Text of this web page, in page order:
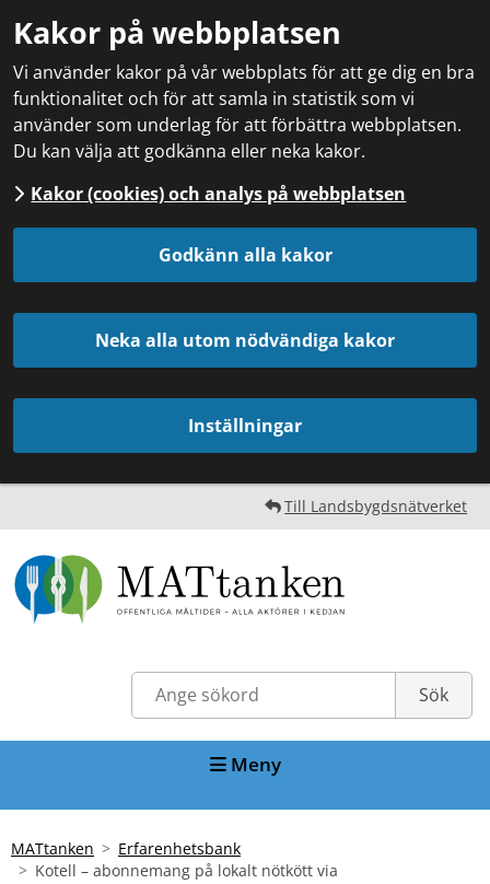
Kakor på webbplatsen
Vi använder kakor på vår webbplats för att ge dig en bra
funktionalitet och för att samla in statistik som vi
använder som underlag för att förbättra webbplatsen.
Du kan välja att godkänna eller neka kakor.
Kakor (cookies) och analys på webbplatsen
Godkänn alla kakor
Neka alla utom nödvändiga kakor
Inställningar
Till Landsbygdsnätverket
Meny
MATtanken
Erfarenhetsbank
Kotell – abonnemang på lokalt nötkött via